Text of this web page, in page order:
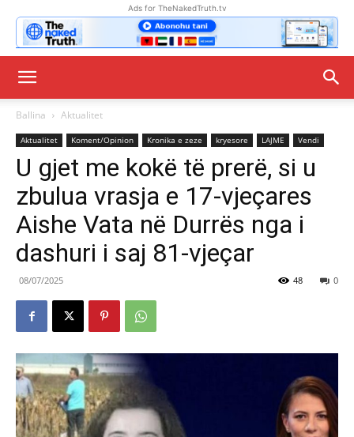
Ads for TheNakedTruth.tv
Ballina Aktualitet
Aktualitet Koment/Opinion Kronika e zeze kryesore LAJME Vendi
U gjet me kokë të prerë, si u
zbulua vrasja e 17-vjeçares
Aishe Vata në Durrës nga i
dashuri i saj 81-vjeçar
08/07/2025 0
48